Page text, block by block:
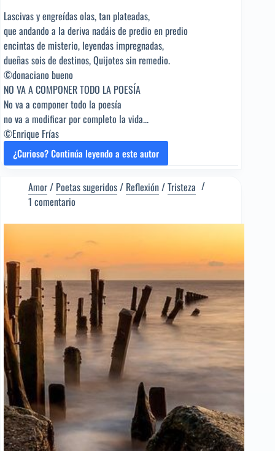
Lascivas y engreídas olas, tan plateadas,
que andando a la deriva nadáis de predio en predio
encintas de misterio, leyendas impregnadas,
dueñas sois de destinos, Quijotes sin remedio.
©donaciano bueno
NO VA A COMPONER TODO LA POESÍA
No va a componer todo la poesía
no va a modificar por completo la vida...
©Enrique Frías
¿Curioso? Continúa leyendo a este autor
AMADAS
[Poema
del
Enrique
Frías
sugerido]
Amor/ Poetas sugeridos/ Reflexión/Tristeza
1 comentario